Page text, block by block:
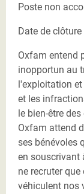
Poste non
Date de
Oxfam entend
inopportun au
l'exploitation
et les
le bien-être
Oxfam attend
ses bénévoles
en souscrivant
ne recruter
véhiculent nos